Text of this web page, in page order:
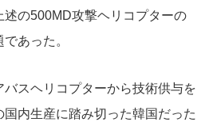
述の500MD攻撃ヘリコプターの
あった。
スヘリコプターから技術供与を
内生産に踏み切った韓国だった